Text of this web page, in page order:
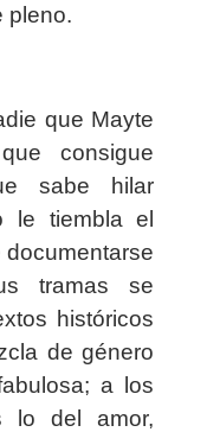
pleno.
que Mayte
consigue
sabe hilar
le tiembla el
tramas se
históricos
de género
a los
lo del amor,